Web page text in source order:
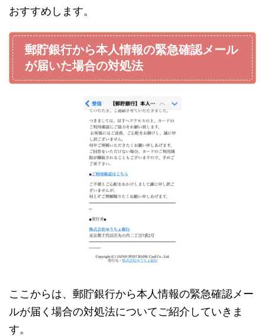
おすすめします。
郵貯銀行から本人情報の緊急確認メール
が届いた場合の対処法
ここからは、郵貯銀行から本人情報の緊急確認メー
ルが届く場合の対処法についてご紹介していきま
す。